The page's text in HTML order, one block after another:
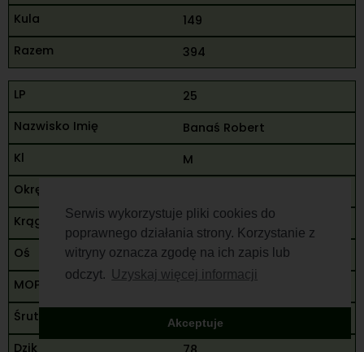
Serwis wykorzystuje pliki cookies do
poprawnego działania strony. Korzystanie z
witryny oznacza zgodę na ich zapis lub
odczyt.
Uzyskaj więcej informacji
Akceptuje
149
394
25
Banaś Robert
M
80
60
80
220